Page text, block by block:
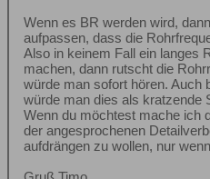
Wenn es BR werden wird,
aufpassen, dass die
Also in keinem Fall ein langes
machen, dann rutscht die
würde man sofort hören. Auch
würde man dies als kratzende
Wenn du möchtest mache ich
der angesprochenen
aufdrängen zu wollen, nur